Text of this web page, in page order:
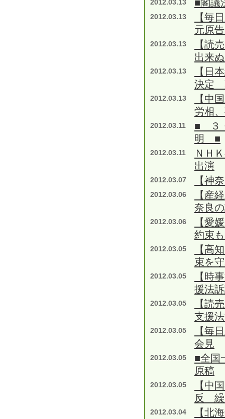
2012.03.13 ■閣議
2012.03.13
【毎
元原
2012.03.13
【読
出来
2012.03.13
【日
決定
2012.03.13
【中
労相
2012.03.11
■ ３
明 ■
2012.03.11
ＮＨ
出演
2012.03.07 【神
2012.03.06
【産
奈良
2012.03.06
【愛
約束
2012.03.05
【高
束を
2012.03.05
【時
援法
2012.03.05
【読
支援
2012.03.05
【毎
会見
2012.03.05
■全国
原稿
2012.03.05
【中
反 繰
2012.03.04
【北